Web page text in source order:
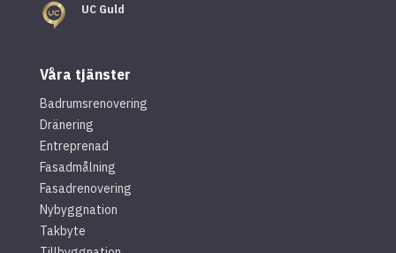
UC Guld
Våra tjänster
Badrumsrenovering
Dränering
Entreprenad
Fasadmålning
Fasadrenovering
Nybyggnation
Takbyte